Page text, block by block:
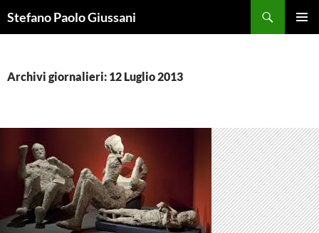
alStefano Paolo Giussani
Archivi giornalieri: 12 Luglio 2013